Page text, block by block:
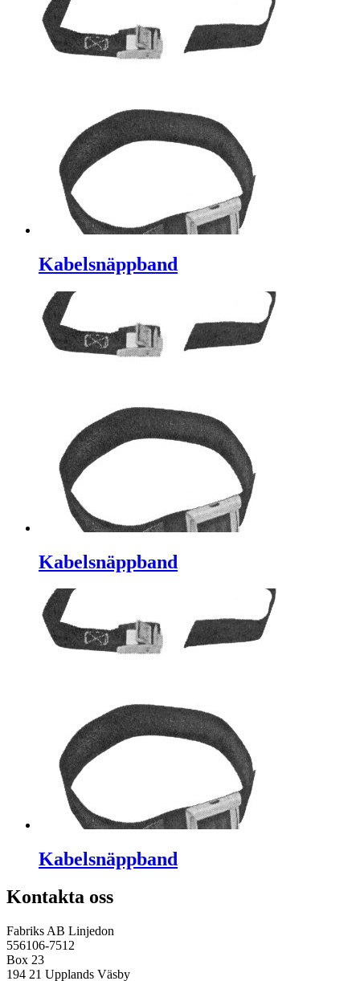
Kabelsnäppband
Kabelsnäppband
Kabelsnäppband
Kontakta oss
Fabriks AB Linjedon
556106-7512
Box 23
194 21 Upplands Väsby